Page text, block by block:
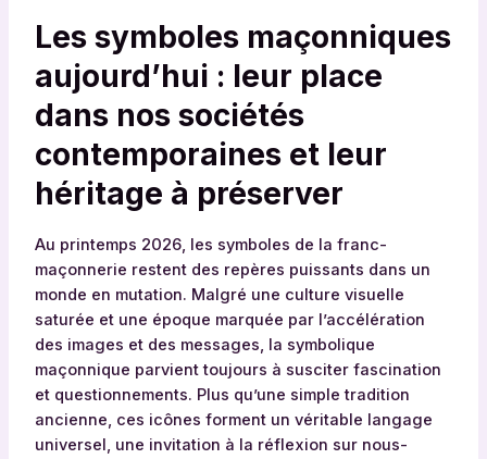
Les symboles maçonniques
aujourd’hui : leur place
dans nos sociétés
contemporaines et leur
héritage à préserver
Au printemps 2026, les symboles de la franc-
maçonnerie restent des repères puissants dans un
monde en mutation. Malgré une culture visuelle
saturée et une époque marquée par l’accélération
des images et des messages, la symbolique
maçonnique parvient toujours à susciter fascination
et questionnements. Plus qu’une simple tradition
ancienne, ces icônes forment un véritable langage
universel, une invitation à la réflexion sur nous-